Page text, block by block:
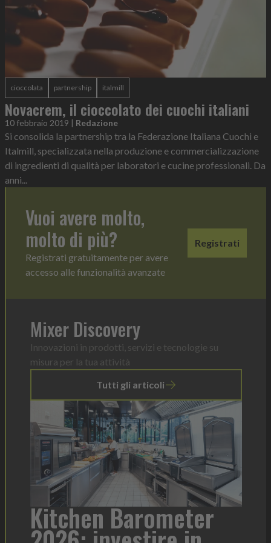
cioccolata partnership italmill
Novacrem, il cioccolato dei cuochi italiani
10 febbraio 2019 | Redazione
Si consolida la partnership tra la Federazione Italiana Cuochi e
Italmill, specializzata nella produzione e commercializzazione
di ingredienti di qualità per laboratori e cucine professionali. Da
anni...
Vuoi avere molto,
molto di più?
Registrati gratuitamente per avere
accesso alle funzionalità avanzate
Registrati
Mixer Discovery
Innovazioni in prodotti, servizi e tecnologie su
misura per la tua attività
Tutti gli articoli
Heinz Mayonnaise: un